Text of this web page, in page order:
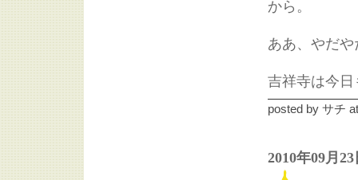
から。
ああ、やだや
吉祥寺は今
posted by サチ
2010年09月23